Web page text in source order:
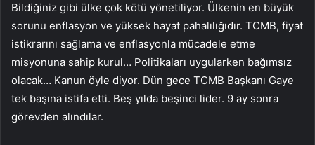
Bildiğiniz gibi ülke çok kötü yönetiliyor. Ülkenin en büyük
sorunu enflasyon ve yüksek hayat pahalılığıdır. TCMB, fiyat
istikrarını sağlama ve enflasyonla mücadele etme
misyonuna sahip kurul… Politikaları uygularken bağımsız
olacak… Kanun öyle diyor. Dün gece TCMB Başkanı Gaye
tek başına istifa etti. Beş yılda beşinci lider. 9 ay sonra
görevden alındılar.